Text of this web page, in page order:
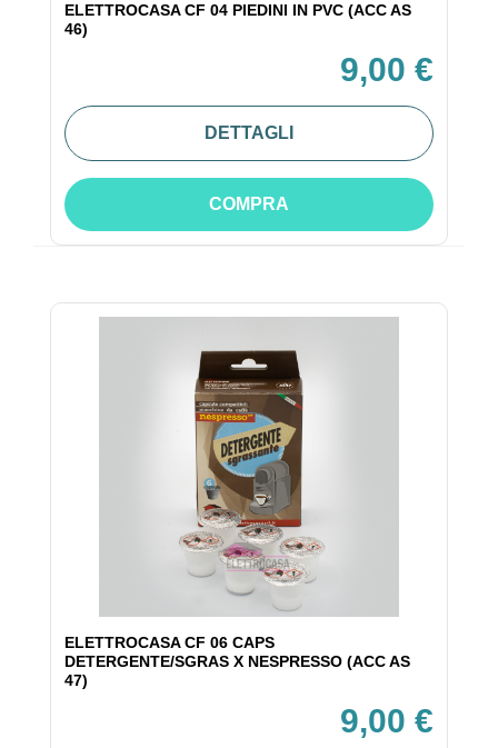
ELETTROCASA CF 04 PIEDINI IN PVC (ACC AS
46)
9,00 €
DETTAGLI
COMPRA
ELETTROCASA CF 06 CAPS
DETERGENTE/SGRAS X NESPRESSO (ACC AS
47)
9,00 €